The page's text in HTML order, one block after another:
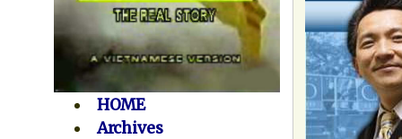
HOME
Archives